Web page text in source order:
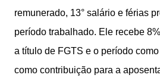
remunerado, 13° salário e férias
período trabalhado. Ele recebe
a título de FGTS e o período
como contribuição para a